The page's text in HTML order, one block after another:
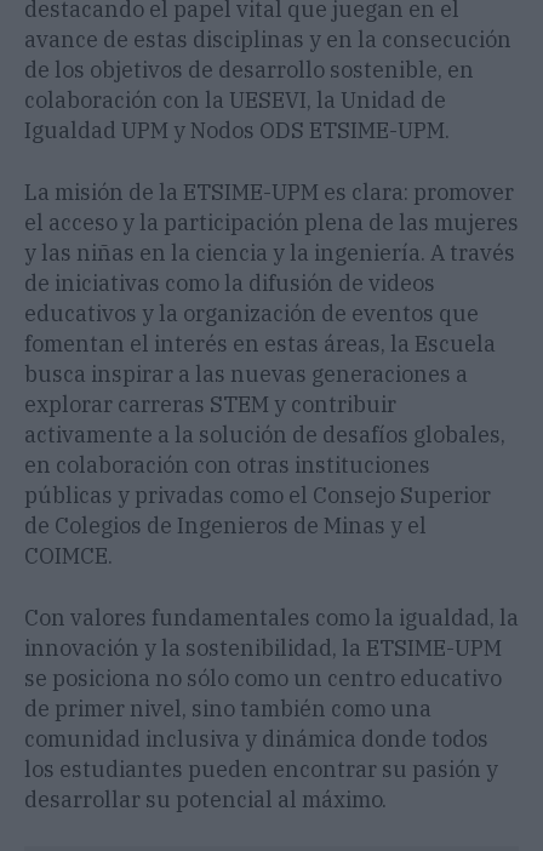
destacando el papel vital que juegan en el
avance de estas disciplinas y en la consecución
de los objetivos de desarrollo sostenible, en
colaboración con la UESEVI, la Unidad de
Igualdad UPM y Nodos ODS ETSIME-UPM.
La misión de la ETSIME-UPM es clara: promover
el acceso y la participación plena de las mujeres
y las niñas en la ciencia y la ingeniería. A través
de iniciativas como la difusión de videos
educativos y la organización de eventos que
fomentan el interés en estas áreas, la Escuela
busca inspirar a las nuevas generaciones a
explorar carreras STEM y contribuir
activamente a la solución de desafíos globales,
en colaboración con otras instituciones
públicas y privadas como el Consejo Superior
de Colegios de Ingenieros de Minas y el
COIMCE.
Con valores fundamentales como la igualdad, la
innovación y la sostenibilidad, la ETSIME-UPM
se posiciona no sólo como un centro educativo
de primer nivel, sino también como una
comunidad inclusiva y dinámica donde todos
los estudiantes pueden encontrar su pasión y
desarrollar su potencial al máximo.